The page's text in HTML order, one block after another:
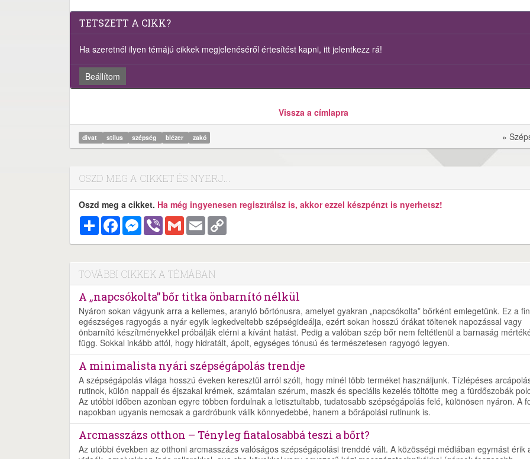
TETSZETT A CIKK?
Ha szeretnél ilyen témájú cikkek megjelenéséről értesítést kapni, itt jelentkezz rá!
Beállítom
Vissza a címlapra
divat stílus szépség blézer zakó »
OSZD MEG A CIKKET ÉS NYERJ...
Oszd meg a cikket. Ha még ingyenesen regisztrálsz is, akkor ezzel készpénzt is nyerhetsz!
MegosztásFacebookMessenger
Viber Gmail Email
TOVÁBBI CIKKEK A TÉMÁBAN
A „napcsókolta” bőr titka önbarnító nélkül
Nyáron sokan vágyunk arra a kellemes, aranyló bőrtónusra, amelyet gyakran „napcsókolta” bőrként emlegetünk. Ez a
egészséges ragyogás a nyár egyik legkedveltebb szépségideálja, ezért sokan hosszú órákat töltenek napozással vagy
önbarnító készítményekkel próbálják elérni a kívánt hatást. Pedig a valóban szép bőr nem feltétlenül a barnaság
függ. Sokkal inkább attól, hogy hidratált, ápolt, egységes tónusú és természetesen ragyogó legyen.
A minimalista nyári szépségápolás trendje
A szépségápolás világa hosszú éveken keresztül arról szólt, hogy minél több terméket használjunk. Tízlépéses
rutinok, külön nappali és éjszakai krémek, számtalan szérum, maszk és speciális kezelés töltötte meg a fürdőszobák
Az utóbbi időben azonban egyre többen fordulnak a letisztultabb, tudatosabb szépségápolás felé, különösen nyáron. A
napokban ugyanis nemcsak a gardróbunk válik könnyedebbé, hanem a bőrápolási rutinunk is.
Arcmasszázs otthon – Tényleg fiatalosabbá teszi a bőrt?
Az utóbbi években az otthoni arcmasszázs valóságos szépségápolási trenddé vált. A közösségi médiában egymást érik